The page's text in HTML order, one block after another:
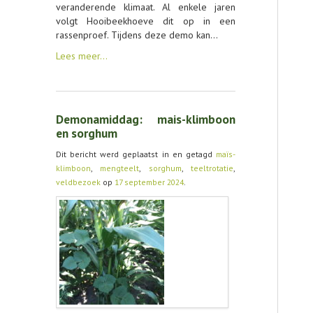
veranderende klimaat. Al enkele jaren
volgt Hooibeekhoeve dit op in een
rassenproef. Tijdens deze demo kan…
Lees meer…
Demonamiddag: mais-klimboon
en sorghum
Dit bericht werd geplaatst in en getagd maïs-
klimboon, mengteelt, sorghum,teeltrotatie,
veldbezoek op 17 september 2024.